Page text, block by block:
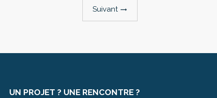
Suivant trending_flat
UN PROJET ? UNE RENCONTRE ?